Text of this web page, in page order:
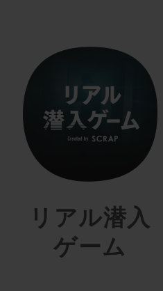
リアル潜入
ゲーム